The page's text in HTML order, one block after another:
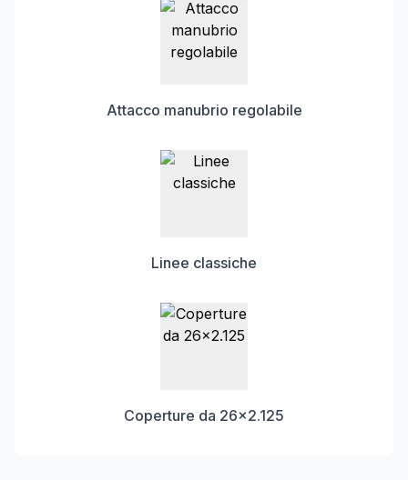
Attacco manubrio regolabile
Linee classiche
Coperture da 26×2.125